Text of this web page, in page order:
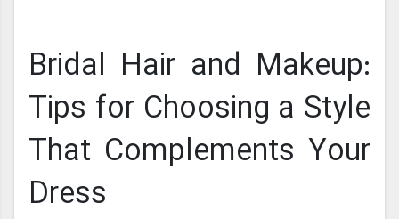
Bridal Hair and Makeup:
Tips for Choosing a Style
That Complements Your
Dress